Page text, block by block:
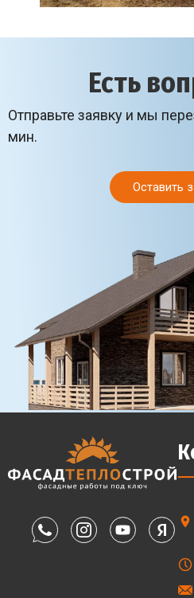
Есть
Отправьте заявку и мы
мин.
Оставить